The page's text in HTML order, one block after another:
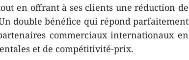
en offrant à ses clients une réduction de
double bénéfice qui répond parfaitement
commerciaux internationaux en
et de compétitivité-prix.